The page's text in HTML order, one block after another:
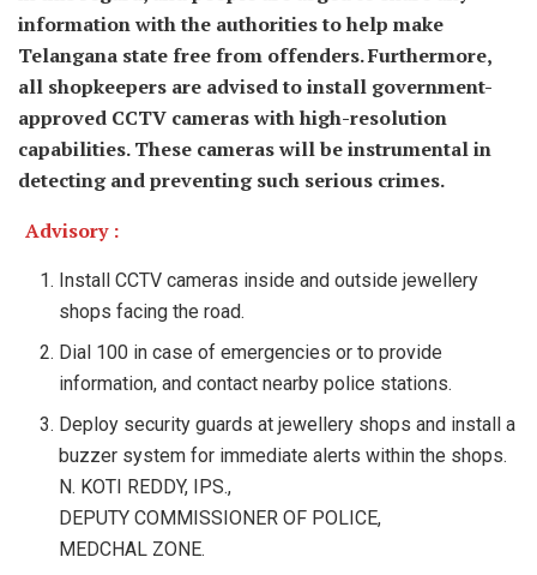
information with the authorities to help make
Telangana state free from offenders. Furthermore,
all shopkeepers are advised to install government-
approved CCTV cameras with high-resolution
capabilities. These cameras will be instrumental in
detecting and preventing such serious crimes.
Advisory :
Install CCTV cameras inside and outside jewellery
shops facing the road.
Dial 100 in case of emergencies or to provide
information, and contact nearby police stations.
Deploy security guards at jewellery shops and install a
buzzer system for immediate alerts within the shops.
N. KOTI REDDY, IPS.,
DEPUTY COMMISSIONER OF POLICE,
MEDCHAL ZONE.